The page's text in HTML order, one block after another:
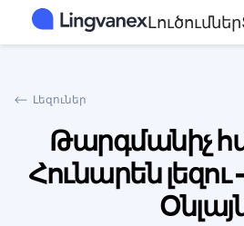
Լուծումներ
⟵ Լեզուներ
Թարգմանիչ
Հունարեն